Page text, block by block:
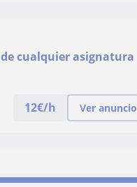
cualquier asignatura
12€/h Ver anuncio